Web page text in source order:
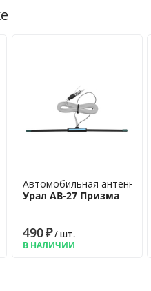
Автомобильная антенна
Урал АВ-27 Призма
490₽/ шт.
В НАЛИЧИИ